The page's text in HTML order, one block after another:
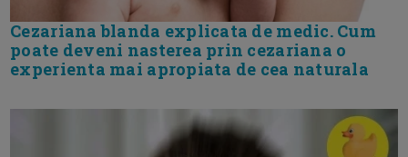
Cezariana blanda explicata de medic. Cum
poate deveni nasterea prin cezariana o
experienta mai apropiata de cea naturala